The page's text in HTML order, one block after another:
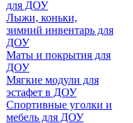
для ДОУ
Лыжи, коньки,
зимний инвентарь для
ДОУ
Маты и покрытия для
ДОУ
Мягкие модули для
эстафет в ДОУ
Спортивные уголки и
мебель для ДОУ